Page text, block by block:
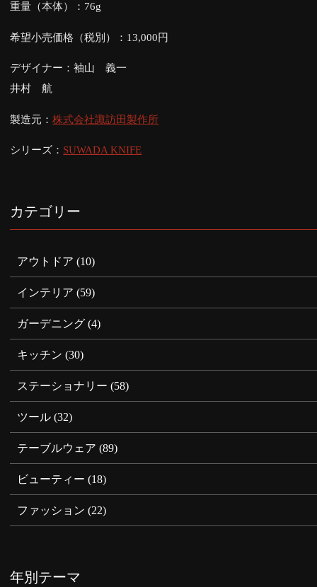
重量（本体）：76g
希望小売価格（税別）：13,000円
デザイナー：袖山 義一
井村 航
製造元：株式会社諏訪田製作所
シリーズ： SUWADA KNIFE
カテゴリー
アウトドア (10)
インテリア (59)
ガーデニング (4)
キッチン (30)
ステーショナリー (58)
ツール (32)
テーブルウェア (89)
ビューティー (18)
ファッション (22)
年別テーマ